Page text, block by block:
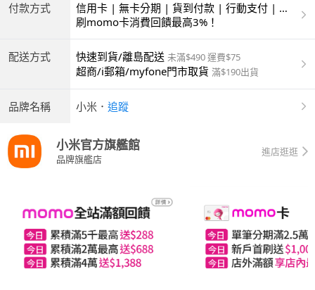
付款方式
信用卡 | 無卡分期 | 貨到付款 | 行動支付 | 超
商付款 | ATM | 銀聯卡
刷momo卡消費回饋最高3%！
配送方式 快速到貨/離島配送 未滿$490 運費$75
超商/i郵箱/myfone門市取貨 滿$190出貨
品牌名稱 小米 ． 追蹤
小米官方旗艦館
品牌旗艦店
進店逛逛